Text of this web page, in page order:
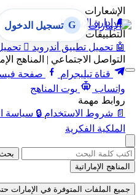
الإشعارات
🔔 إدارة الإشعارات
التطبيقات
🤖 تحميل تطبيق أندرويد 
التواصل الاجتماعي | المناهج
قناة تيليجرام
صفحة
واتساب
بوت المناهج
روابط مهمة
📄 شروط الاستخدام 🔒 سياسة
الملكية الفكرية
G تسجيل الدخول
بحث
المناهج الإماراتية
جميع الملفات المتوفرة في الإمارات حتى تاريخ